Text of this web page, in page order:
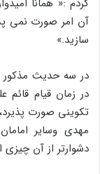
آن امر صورت نمی
سازید.»
در سه حدیث مذکور
در زمان قیام قائم
تکوینی صورت
مهدی وسایر
دشوارتر از آن